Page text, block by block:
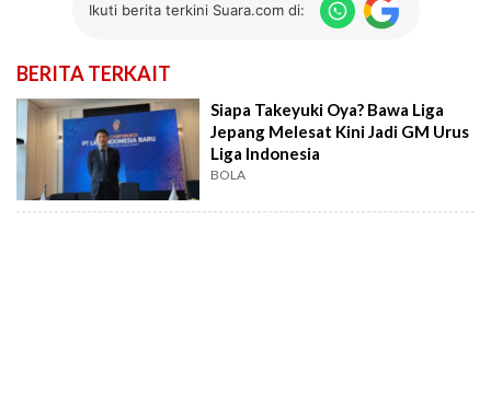
Ikuti berita terkini Suara.com di:
BERITA TERKAIT
Siapa Takeyuki Oya? Bawa Liga
Jepang Melesat Kini Jadi GM Urus
Liga Indonesia
BOLA